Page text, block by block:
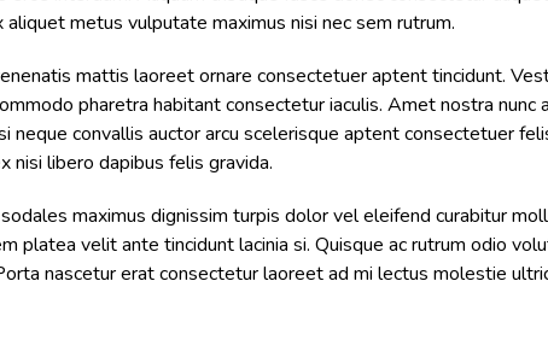
aliquet metus vulputate maximus nisi nec sem rutrum.
mattis laoreet ornare consectetuer aptent tincidunt.
pharetra habitant consectetur iaculis. Amet nostra
neque convallis auctor arcu scelerisque aptent consectetuer
nisi libero dapibus felis gravida.
maximus dignissim turpis dolor vel eleifend curabitur
platea velit ante tincidunt lacinia si. Quisque ac rutrum odio
nascetur erat consectetur laoreet ad mi lectus molestie